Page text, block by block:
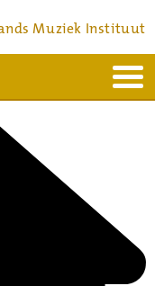
Muziek Instituut